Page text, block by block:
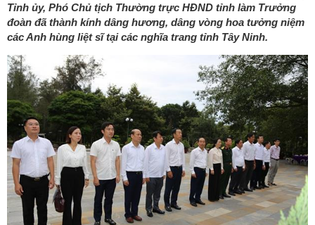
Tỉnh ủy, Phó Chủ tịch Thường trực HĐND tỉnh làm Trưởng
đoàn đã thành kính dâng hương, dâng vòng hoa tưởng niệm
các Anh hùng liệt sĩ tại các nghĩa trang tỉnh Tây Ninh.